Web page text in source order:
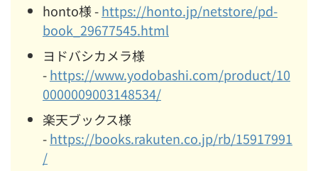
honto様 -https://honto.jp/netstore/pd-
book_29677545.html
ヨドバシカメラ様
-https://www.yodobashi.com/product/10
0000009003148534/
楽天ブックス様
-https://books.rakuten.co.jp/rb/15917991
/